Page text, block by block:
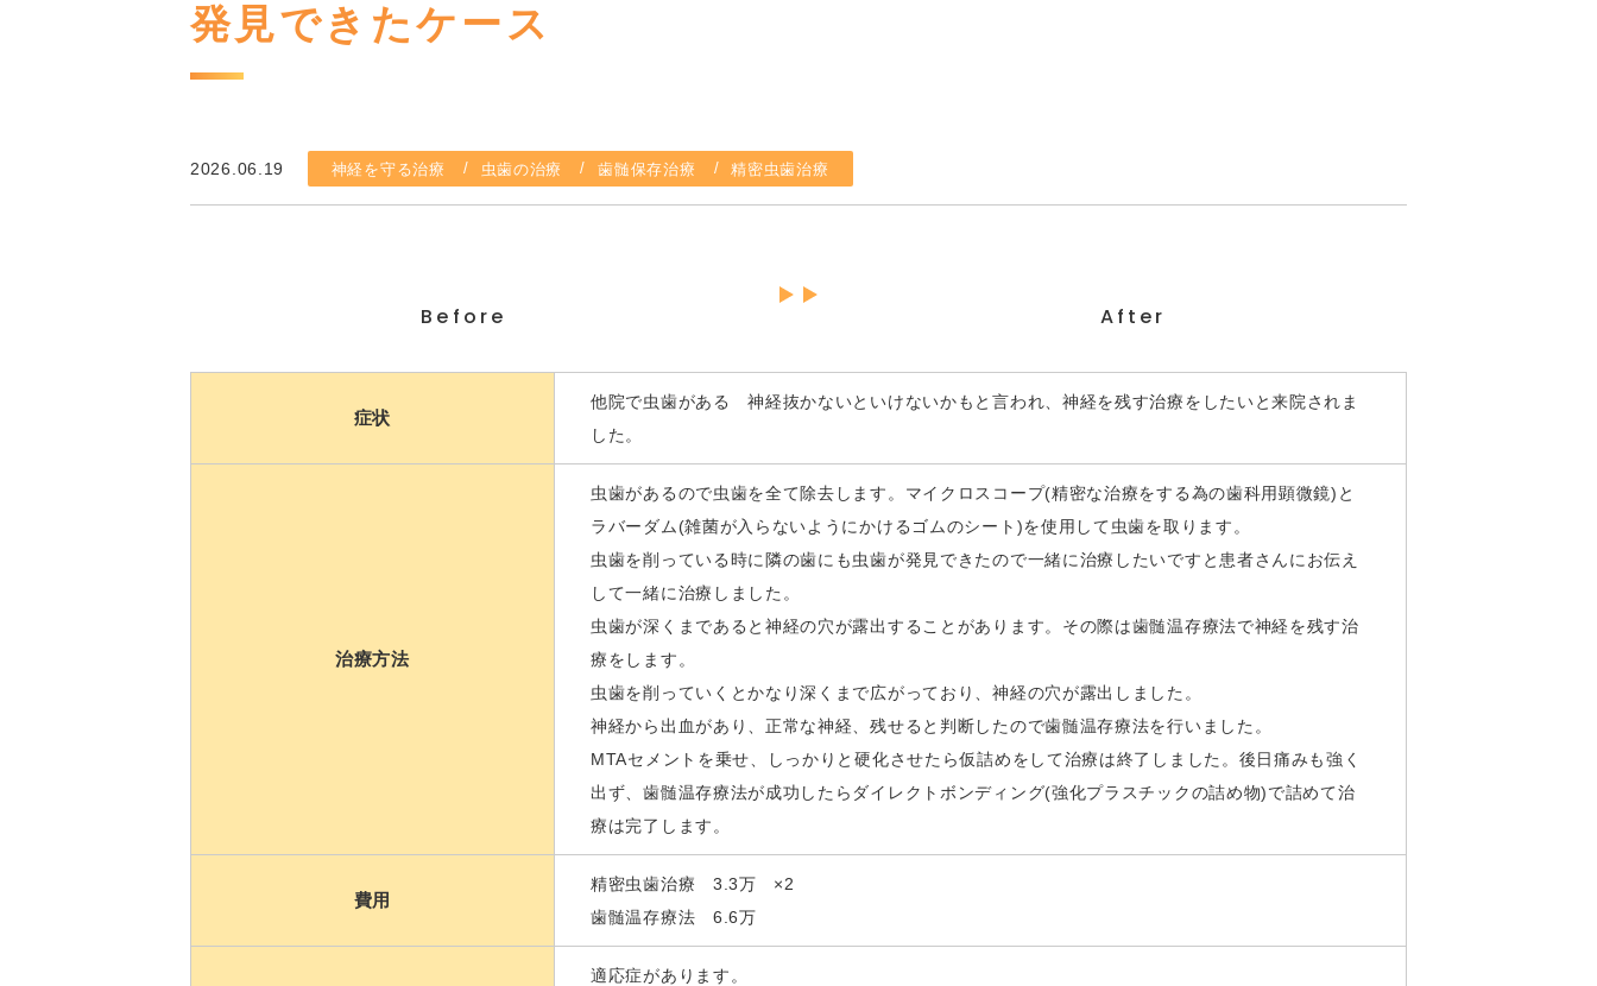
発見できたケース
2026.06.19 神経を守る治療 虫歯の治療 歯髄保存治療 精密虫歯治療
Before After
症状
他院で虫歯がある 神経抜かないといけないかもと言われ、神経を残す治療をしたいと来院されま
した。
治療方法
虫歯があるので虫歯を全て除去します。マイクロスコープ(精密な治療をする為の歯科用顕微鏡)と
ラバーダム(雑菌が入らないようにかけるゴムのシート)を使用して虫歯を取ります。
虫歯を削っている時に隣の歯にも虫歯が発見できたので一緒に治療したいですと患者さんにお伝え
して一緒に治療しました。
虫歯が深くまであると神経の穴が露出することがあります。その際は歯髄温存療法で神経を残す治
療をします。
虫歯を削っていくとかなり深くまで広がっており、神経の穴が露出しました。
神経から出血があり、正常な神経、残せると判断したので歯髄温存療法を行いました。
MTAセメントを乗せ、しっかりと硬化させたら仮詰めをして治療は終了しました。後日痛みも強く
出ず、歯髄温存療法が成功したらダイレクトボンディング(強化プラスチックの詰め物)で詰めて治
療は完了します。
費用
精密虫歯治療 3.3万 ×2
歯髄温存療法 6.6万
適応症があります。